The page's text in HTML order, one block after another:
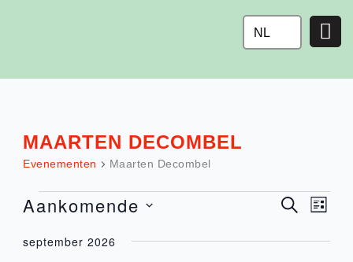
NL
MAARTEN DECOMBEL
Evenementen Maarten Decombel
EVENEMENTEN
ZOEKEN
LIJST
Aankomende
een
september 2026